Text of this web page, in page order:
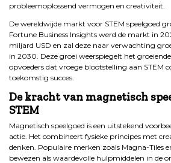
probleemoplossend vermogen en creativiteit.
De wereldwijde markt voor STEM speelgoed
Fortune Business Insights werd de markt in
miljard USD en zal deze naar verwachting
in 2030. Deze groei weerspiegelt het
opvoeders dat vroege blootstelling aan STEM
toekomstig succes.
De kracht van magnetisch
STEM
Magnetisch speelgoed is een uitstekend
actie. Het combineert fysieke principes met
denken. Populaire merken zoals Magna-Tiles
bewezen als waardevolle hulpmiddelen in de